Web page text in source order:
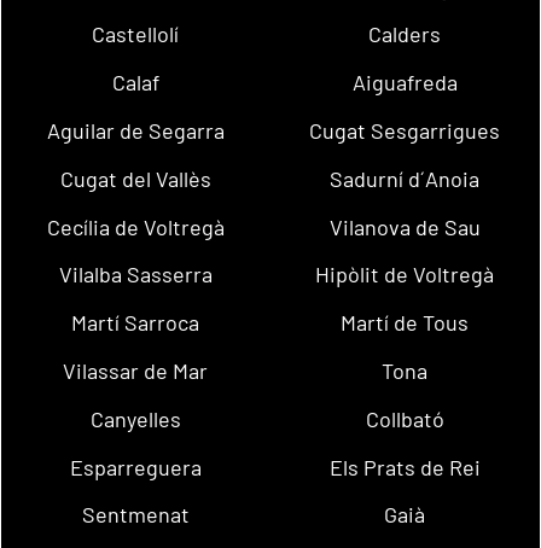
Castellolí
Calders
Calaf
Aiguafreda
Aguilar de Segarra
Cugat Sesgarrigues
Cugat del Vallès
Sadurní d´Anoia
Cecília de Voltregà
Vilanova de Sau
Vilalba Sasserra
Hipòlit de Voltregà
Martí Sarroca
Martí de Tous
Vilassar de Mar
Tona
Canyelles
Collbató
Esparreguera
Els Prats de Rei
Sentmenat
Gaià